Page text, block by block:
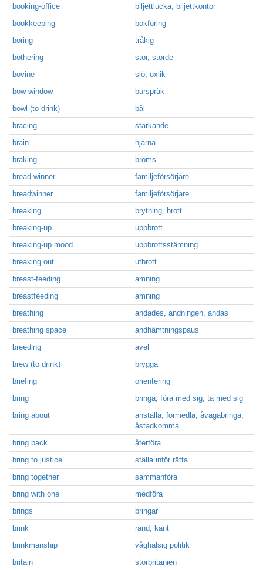
booking-office
biljettlucka, biljettkontor
bookkeeping
bokföring
boring
tråkig
bothering
stör, störde
bovine
slö, oxlik
bow-window
burspråk
bowl (to drink)
bål
bracing
stärkande
brain
hjärna
braking
broms
bread-winner
familjeförsörjare
breadwinner
familjeförsörjare
breaking
brytning, brott
breaking-up
uppbrott
breaking-up mood
uppbrottsstämning
breaking out
utbrott
breast-feeding
amning
breastfeeding
amning
breathing
andades, andningen, andas
breathing space
andhämtningspaus
breeding
avel
brew (to drink)
brygga
briefing
orientering
bring
bringa, föra med sig, ta med sig
bring about
anställa, förmedla, åvägabringa,
åstadkomma
bring back
återföra
bring to justice
ställa inför rätta
bring together
sammanföra
bring with one
medföra
brings
bringar
brink
rand, kant
brinkmanship
våghalsig politik
britain
storbritanien